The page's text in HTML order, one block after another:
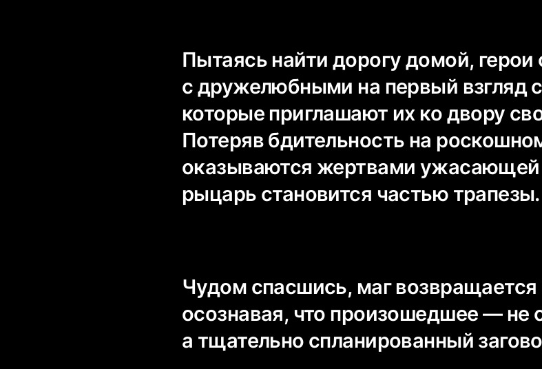
Пытаясь найти дорогу домой, герои
с дружелюбными на первый взгляд
которые приглашают их ко двору
Потеряв бдительность на
оказываются жертвами
рыцарь становится частью трапезы.
Чудом спасшись, маг
осознавая, что произошедшее — не
а тщательно спланированный